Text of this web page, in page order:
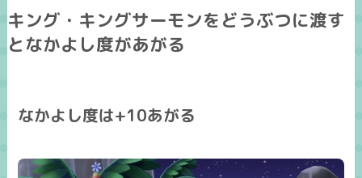
キング・キングサーモンをどうぶつに渡す
となかよし度があがる
なかよし度は+10あがる